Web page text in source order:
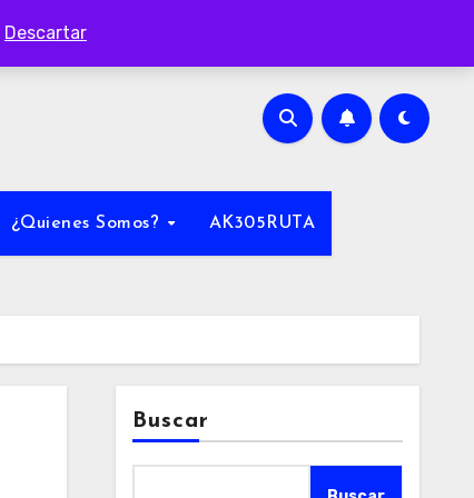
Descartar
¿Quienes Somos? AK305RUTA
Buscar